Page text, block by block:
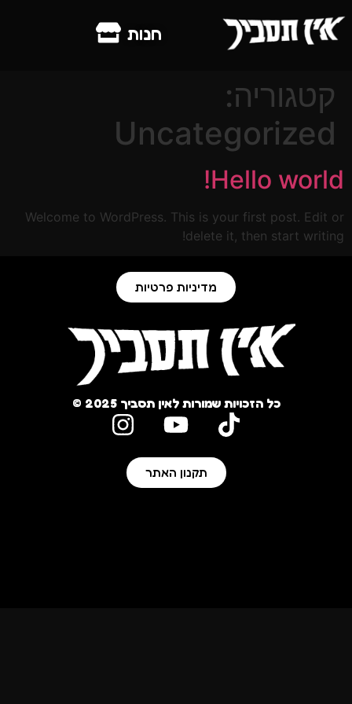
חנות
קטגוריה:
Uncategorized
Hello world!
Welcome to WordPress. This is your first post. Edit or
delete it, then start writing!
מדיניות פרטיות
כל הזכויות שמורות לאין תסביך 2025 ©
תקנון האתר